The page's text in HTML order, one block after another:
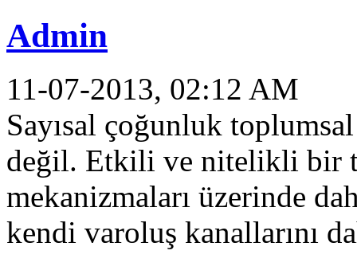
Admin
11-07-2013, 02:12 AM
Sayısal çoğunluk
değil. Etkili ve nitelikli bir
mekanizmaları üzerinde
kendi varoluş kanallarını